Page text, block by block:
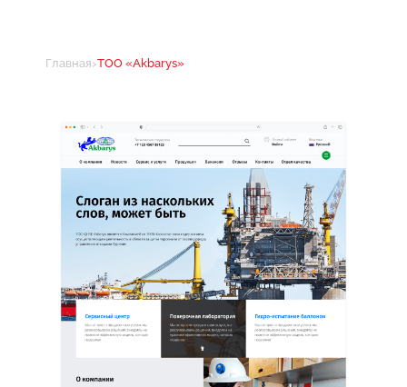
Главная›ТОО «‎Akbarys»